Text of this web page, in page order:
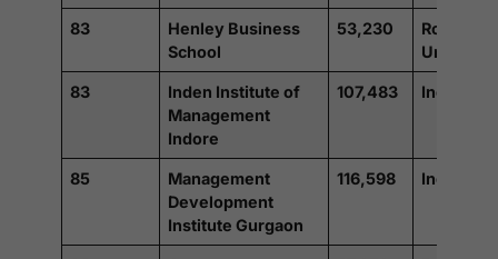
83
Henley Business
School
53,230
Uni
83
Inden Institute of
Management
Indore
107,483 Inde
85
Management
Development
Institute Gurgaon
116,598 Inde